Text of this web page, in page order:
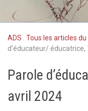
ADS Tous les articles du
d’éducateur/ éducatrice,
Parole
avril 2024